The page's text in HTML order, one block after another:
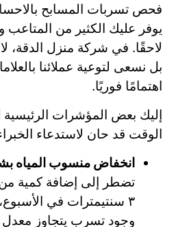
فحص تسربات المسابح
يوفر عليك الكثير من المتاعب
لاحقًا. في شركة منزل الدقة،
بل نسعى لتوعية عملائنا
اهتمامًا فوريًا.
إليك بعض المؤشرات
الوقت قد حان لاستدعاء
انخفاض منسوب المياه
٣ سنتيمترات في
وجود تسرب يتجاوز معدل